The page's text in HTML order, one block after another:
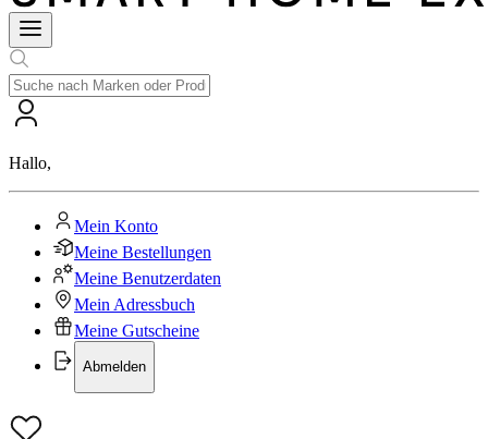
Hallo,
Mein Konto
Meine Bestellungen
Meine Benutzerdaten
Mein Adressbuch
Meine Gutscheine
Abmelden